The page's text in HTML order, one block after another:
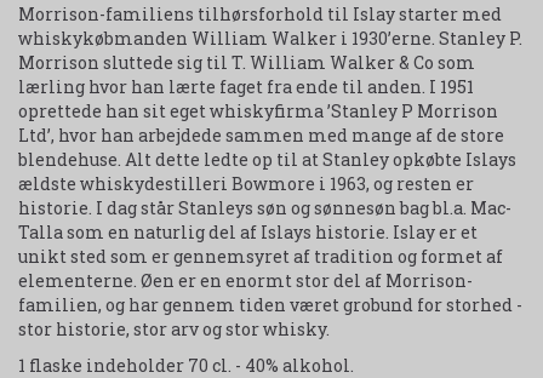
Morrison-familiens tilhørsforhold til Islay starter med
whiskykøbmanden William Walker i 1930’erne. Stanley P.
Morrison sluttede sig til T. William Walker & Co som
lærling hvor han lærte faget fra ende til anden. I 1951
oprettede han sit eget whiskyfirma ’Stanley P Morrison
Ltd’, hvor han arbejdede sammen med mange af de store
blendehuse. Alt dette ledte op til at Stanley opkøbte Islays
ældste whiskydestilleri Bowmore i 1963, og resten er
historie. I dag står Stanleys søn og sønnesøn bag bl.a. Mac-
Talla som en naturlig del af Islays historie. Islay er et
unikt sted som er gennemsyret af tradition og formet af
elementerne. Øen er en enormt stor del af Morrison-
familien, og har gennem tiden været grobund for storhed -
stor historie, stor arv og stor whisky.
1 flaske indeholder 70 cl. - 40% alkohol.